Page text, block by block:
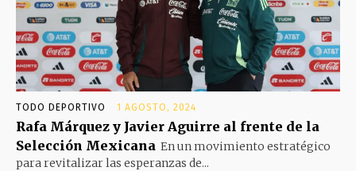
TODO DEPORTIVO 1 AGOSTO, 2024
Rafa Márquez y Javier Aguirre al frente de la
Selección Mexicana En un movimiento estratégico
para revitalizar las esperanzas de...